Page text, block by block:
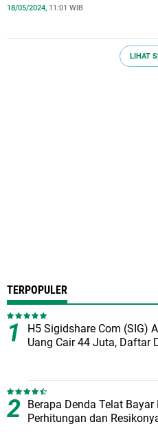
18/05/2024, 11:01 WIB
LIHAT
TERPOPULER
H5 Sigidshare Com (SIG)
Uang Cair 44 Juta, Daftar
Berapa Denda Telat Bayar
Perhitungan dan